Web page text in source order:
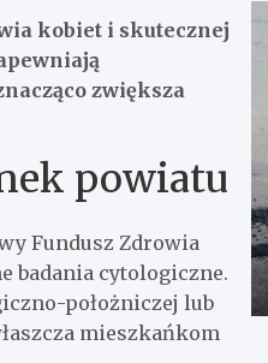
kobiet i skutecznej
zwiększa
powiatu
Fundusz Zdrowia
badania cytologiczne.
położniczej lub
mieszkańkom